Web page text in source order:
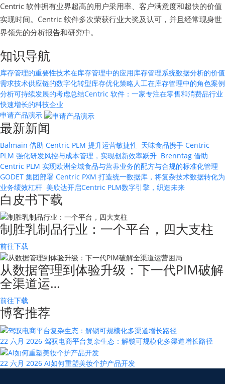
Centric 软件拥有业界超高的用户采用率、客户满意度和超快的价值
实现时间。Centric 软件多次荣获行业大奖及认可，并且经常现身世
界领先的分析报告和研究中。
知识导航
库存管理的重要性技术在库存管理中的应用库存管理系统数据分析的价值
需求技术供应链的数字化转型库存优化策略人工在库存管理中的角色案例
分析可持续发展的考虑总结Centric 软件：一家专注在零售和消费品行业
快速增长的科技企业
申请产品演示
最新新闻
Balmain 借助 Centric PLM 提升运营敏捷性 天味食品携手 Centric
PLM 强化研发风控与成本管理，实现创新效率跃升 Brenntag 借助
Centric PLM 实现欧洲全域食品与营养业务的配方与合规的标准化管理
GODET 集团部署 Centric PXM 打造统一数据库，将复杂技术数据转化为
业务绩效杠杆 美欣达开启Centric PLM数字引擎，织造未来
白皮书下载
制胜乳制品行业：一个平台，四大支柱
前往下载
从数据管理到体验升级：下一代PIM破解
全渠道运…
前往下载
博客推荐
22 六月 2026 驾驭电商平台复杂生态：解锁可规模化多渠道增长路径
22 六月 2026 AI如何重塑美妆个护产品开发